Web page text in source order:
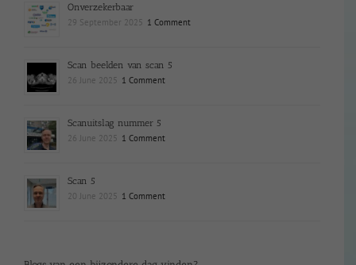
Onverzekerbaar
29 September 2025 1 Comment
Scan beelden van scan 5
26 June 2025 1 Comment
Scanuitslag nummer 5
26 June 2025 1 Comment
Scan 5
20 June 2025 1 Comment